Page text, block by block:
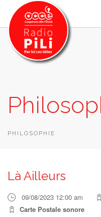
GRILLE DES
EMISSIONS /
RECHERCHER
PHILOSOPHIE
Là Ailleurs
09/08/2023 12:00 am
Carte Postale sonore